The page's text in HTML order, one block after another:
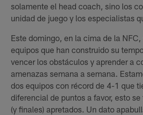
solamente el head coach, sino los
unidad de juego y los especialistas
Este domingo, en la cima de la
equipos que han construido su
vencer los obstáculos y aprender a
amenazas semana a semana.
dos equipos con récord de 4-1 que
diferencial de puntos a favor, esto
(y finales) apretados. Un dato